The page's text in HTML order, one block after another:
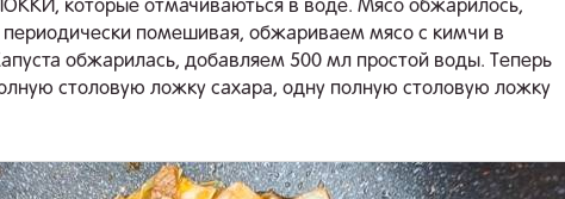
которые отмачиваються в воде. Мясо обжарилось,
помешивая, обжариваем мясо с кимчи в
обжарилась, добавляем 500 мл простой воды. Теперь
столовую ложку сахара, одну полную столовую ложку